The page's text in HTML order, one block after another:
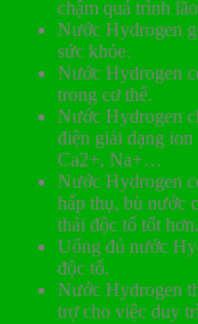
chậm quá trình
Nước Hydrogen
sức khỏe.
Nước Hydrogen
trong cơ thể.
Nước Hydrogen
điện giải dạng
Ca2+, Na+…
Nước Hydrogen
hấp thụ, bù nước
thải độc tố tốt hơn.
Uống đủ nước
độc tố.
Nước Hydrogen
trợ cho việc duy